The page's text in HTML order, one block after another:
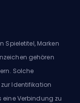
Spieletitel, Marken
gehören
Solche
Identifikation
Verbindung zu